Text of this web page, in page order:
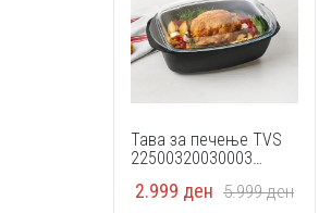
Тава за печење TVS
22500320030003
2.999 ден 5.999ден